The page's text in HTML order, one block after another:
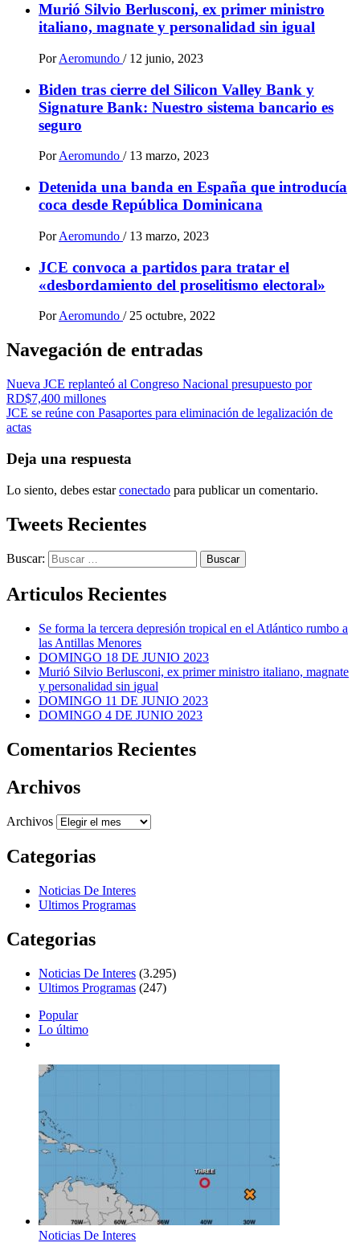
Murió Silvio Berlusconi, ex primer ministro
italiano, magnate y personalidad sin igual
Por Aeromundo / 12 junio, 2023
Biden tras cierre del Silicon Valley Bank y
Signature Bank: Nuestro sistema bancario es
seguro
PorAeromundo / 13 marzo, 2023
Detenida una banda en España que introducía
coca desde República Dominicana
Por Aeromundo / 13 marzo, 2023
JCE convoca a partidos para tratar el
«desbordamiento del proselitismo electoral»
Por Aeromundo / 25 octubre, 2022
Navegación de entradas
Nueva JCE replanteó al Congreso Nacional presupuesto por
RD$7,400 millones
JCE se reúne con Pasaportes para eliminación de legalización de
actas
Deja una respuesta
Lo siento, debes estarconectado para publicar un comentario.
Tweets Recientes
Buscar:
Articulos Recientes
Se forma la tercera depresión tropical en el Atlántico rumbo a
las Antillas Menores
DOMINGO 18 DE JUNIO 2023
Murió Silvio Berlusconi, ex primer ministro italiano, magnate
y personalidad sin igual
DOMINGO 11 DE JUNIO 2023
DOMINGO 4 DE JUNIO 2023
Comentarios Recientes
Archivos
Archivos
Categorias
Noticias De Interes
Ultimos Programas
Categorias
Noticias De Interes (3.295)
Ultimos Programas (247)
Popular
Lo último
Noticias De Interes